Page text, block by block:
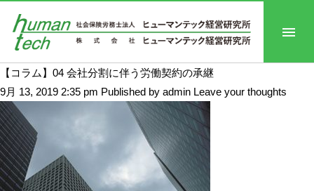
【コラム】04 会社分割に伴う労働契約の承継
9月 13, 2019 2:35 pm Published by admin Leave your thoughts